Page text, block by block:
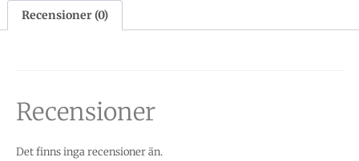
Recensioner (0)
Recensioner
Det finns inga recensioner än.